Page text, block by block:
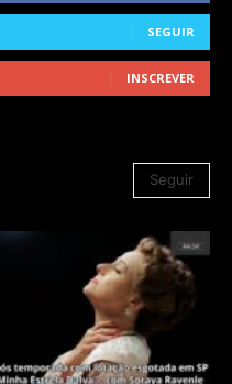
SEGUIR
INSCREVER
Seguir